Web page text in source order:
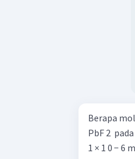
Berapa
PbF 2